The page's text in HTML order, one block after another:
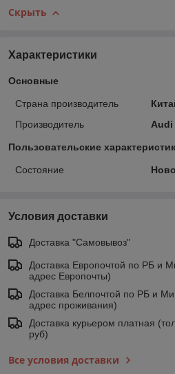
Скрыть
Характеристики
Основные
Страна производитель
Производитель
Audi
Пользовательские
Состояние
Условия доставки
Доставка "Самовывоз"
Доставка Европочтой по РБ и
адрес Европочты)
Доставка Белпочтой по РБ и
адрес проживания)
Доставка курьером платная
руб)
Все условия доставки